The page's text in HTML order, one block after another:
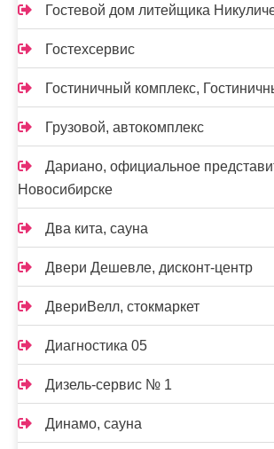
Гостевой дом литейщика
Гостехсервис
Гостиничный комплекс,
Грузовой, автокомплекс
Дариано, официальное
Новосибирске
Два кита, сауна
Двери Дешевле, дисконт-центр
ДвериВелл, стокмаркет
Диагностика 05
Дизель-сервис № 1
Динамо, сауна